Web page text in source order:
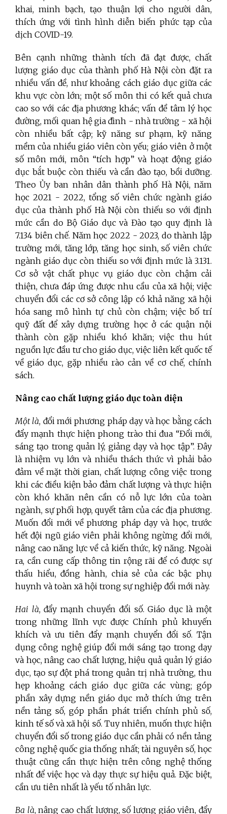
khai, minh bạch, tạo thuận lợi cho người dân,
thích ứng với tình hình diễn biến phức tạp của
dịch COVID-19.
Bên cạnh những thành tích đã đạt được, chất
lượng giáo dục của thành phố Hà Nội còn đặt ra
nhiều vấn đề, như khoảng cách giáo dục giữa các
khu vực còn lớn; một số môn thi có kết quả chưa
cao so với các địa phương khác; vấn đề tâm lý học
đường, mối quan hệ gia đình - nhà trường - xã hội
còn nhiều bất cập; kỹ năng sư phạm, kỹ năng
mềm của nhiều giáo viên còn yếu; giáo viên ở một
số môn mới, môn “tích hợp” và hoạt động giáo
dục bắt buộc còn thiếu và cần đào tạo, bồi dưỡng.
Theo Ủy ban nhân dân thành phố Hà Nội, năm
học 2021 - 2022, tổng số viên chức ngành giáo
dục của thành phố Hà Nội còn thiếu so với định
mức cần do Bộ Giáo dục và Đào tạo quy định là
7.134 biên chế. Năm học 2022 - 2023, do thành lập
trường mới, tăng lớp, tăng học sinh, số viên chức
ngành giáo dục còn thiếu so với định mức là 3.131.
Cơ sở vật chất phục vụ giáo dục còn chậm cải
thiện, chưa đáp ứng được nhu cầu của xã hội; việc
chuyển đổi các cơ sở công lập có khả năng xã hội
hóa sang mô hình tự chủ còn chậm; việc bố trí
quỹ đất để xây dựng trường học ở các quận nội
thành còn gặp nhiều khó khăn; việc thu hút
nguồn lực đầu tư cho giáo dục, việc liên kết quốc tế
về giáo dục, gặp nhiều rào cản về cơ chế, chính
sách.
Nâng cao chất lượng giáo dục toàn diện
Một là, đổi mới phương pháp dạy và học bằng cách
đẩy mạnh thực hiện phong trào thi đua “Đổi mới,
sáng tạo trong quản lý, giảng dạy và học tập”. Đây
là nhiệm vụ lớn và nhiều thách thức vì phải bảo
đảm về mặt thời gian, chất lượng công việc trong
khi các điều kiện bảo đảm chất lượng và thực hiện
còn khó khăn nên cần có nỗ lực lớn của toàn
ngành, sự phối hợp, quyết tâm của các địa phương.
Muốn đổi mới về phương pháp dạy và học, trước
hết đội ngũ giáo viên phải không ngừng đổi mới,
nâng cao năng lực về cả kiến thức, kỹ năng. Ngoài
ra, cần cung cấp thông tin rộng rãi để có được sự
thấu hiểu, đồng hành, chia sẻ của các bậc phụ
huynh và toàn xã hội trong sự nghiệp đổi mới này.
Hai là, đẩy mạnh chuyển đổi số. Giáo dục là một
trong những lĩnh vực được Chính phủ khuyến
khích và ưu tiên đẩy mạnh chuyển đổi số. Tận
dụng công nghệ giúp đổi mới sáng tạo trong dạy
và học, nâng cao chất lượng, hiệu quả quản lý giáo
dục, tạo sự đột phá trong quản trị nhà trường, thu
hẹp khoảng cách giáo dục giữa các vùng; góp
phần xây dựng nền giáo dục mở thích ứng trên
nền tảng số, góp phần phát triển chính phủ số,
kinh tế số và xã hội số. Tuy nhiên, muốn thực hiện
chuyển đổi số trong giáo dục cần phải có nền tảng
công nghệ quốc gia thống nhất; tài nguyên số, học
thuật cũng cần thực hiện trên công nghệ thống
nhất để việc học và dạy thực sự hiệu quả. Đặc biệt,
cần ưu tiên nhất là yếu tố nhân lực.
Ba là, nâng cao chất lượng, số lượng giáo viên, đẩy